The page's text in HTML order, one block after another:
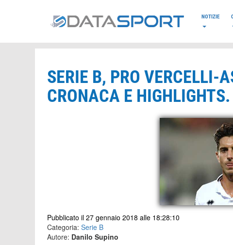
NOTIZIE
SERIE B, PRO VERCELLI-
CRONACA E
Pubblicato il 27 gennaio 2018 alle 18:28:10
Categoria: Serie B
Autore: Danilo Supino